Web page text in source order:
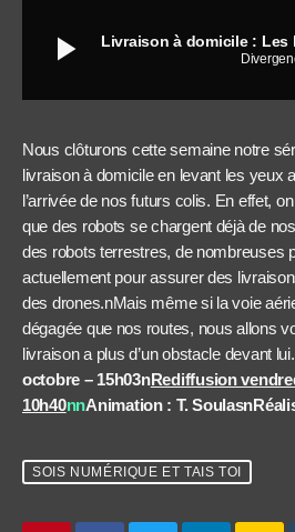
play_arrow Livraison à domicile :
Nous clôturons cette semaine notre
livraison à domicile en levant les yeux
l’arrivée de nos futurs colis. En effet,
que des robots se chargent déjà de
des robots terrestres, de nombreuses
actuellement pour assurer des
des drones.nMais même si la voie
dégagée que nos routes, nous allons
livraison a plus d’un obstacle devant
octobre – 15h03nRediffusion
10h40nnAnimation : T.
SOIS NUMÉRIQUE ET TAIS TOI